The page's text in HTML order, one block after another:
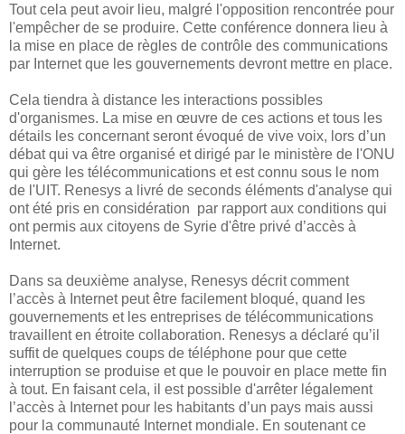
Tout cela peut avoir lieu, malgré l'opposition rencontrée pour
l'empêcher de se produire. Cette conférence donnera lieu à
la mise en place de règles de contrôle des communications
par Internet que les gouvernements devront mettre en place.
Cela tiendra à distance les interactions possibles
d'organismes. La mise en œuvre de ces actions et tous les
détails les concernant seront évoqué de vive voix, lors d’un
débat qui va être organisé et dirigé par le ministère de l'ONU
qui gère les télécommunications et est connu sous le nom
de l'UIT. Renesys a livré de seconds éléments d'analyse qui
ont été pris en considération par rapport aux conditions qui
ont permis aux citoyens de Syrie d'être privé d’accès à
Internet.
Dans sa deuxième analyse, Renesys décrit comment
l’accès à Internet peut être facilement bloqué, quand les
gouvernements et les entreprises de télécommunications
travaillent en étroite collaboration. Renesys a déclaré qu’il
suffit de quelques coups de téléphone pour que cette
interruption se produise et que le pouvoir en place mette fin
à tout. En faisant cela, il est possible d'arrêter légalement
l’accès à Internet pour les habitants d’un pays mais aussi
pour la communauté Internet mondiale. En soutenant ce